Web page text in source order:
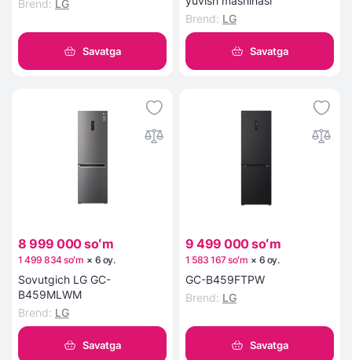
Brend: LG
Savatga
Brend: LG
Savatga
8 999 000 soʻm
1 499 834 soʻm × 6 oy.
Sovutgich LG GC-
B459MLWM
Brend: LG
Savatga
9 499 000 soʻm
1 583 167 soʻm × 6 oy.
GC-B459FTPW
Brend: LG
Savatga